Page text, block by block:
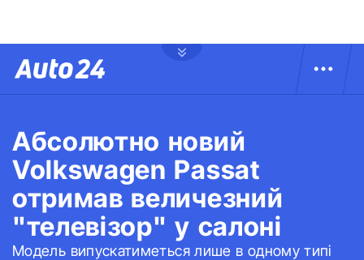
Абсолютно новий
Volkswagen Passat
отримав величезний
"телевізор" у салоні
Модель випускатиметься лише в одному типі